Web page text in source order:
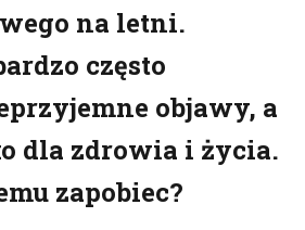
na letni.
często
objawy, a
dla zdrowia i życia.
zapobiec?